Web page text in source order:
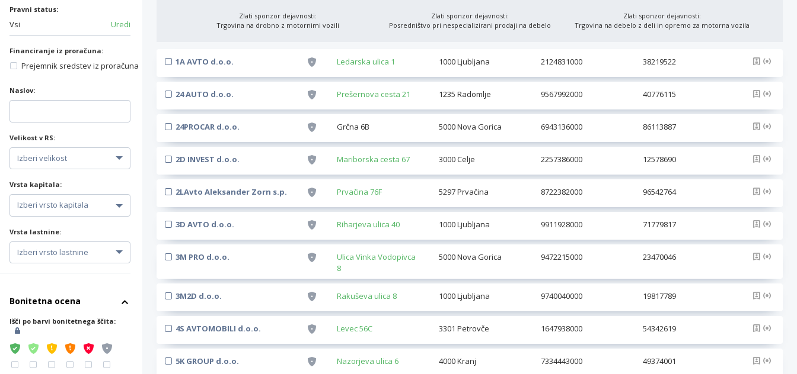
Pravni status:
Vsi Uredi
Financiranje iz proračuna:
Prejemnik sredstev iz proračuna
Naslov:
Velikost v RS:
Vrsta kapitala:
Vrsta lastnine:
Bonitetna ocena
Išči po barvi bonitetnega ščita:
Zlati sponzor dejavnosti:
Trgovina na drobno z motornimi vozili
Zlati sponzor dejavnosti:
Posredništvo pri nespecializirani prodaji na debelo
Zlati sponzor dejavnosti:
Trgovina na debelo z deli in opremo za motorna vozila
1A AVTO d.o.o. Ledarska ulica 1 1000 Ljubljana 2124831000 38219522
24 AUTO d.o.o. Prešernova cesta 21 1235 Radomlje 9567992000 40776115
24PROCAR d.o.o. Grčna 6B 5000 Nova Gorica 6943136000 86113887
2D INVEST d.o.o. Mariborska cesta 67 3000 Celje 2257386000 12578690
2LAvto Aleksander Zorn s.p. Prvačina 76F 5297 Prvačina 8722382000 96542764
3D AVTO d.o.o. Riharjeva ulica 40 1000 Ljubljana 9911928000 71779817
3M PRO d.o.o.
Ulica Vinka Vodopivca
8
5000 Nova Gorica 9472215000 23470046
3M2D d.o.o. Rakuševa ulica 8 1000 Ljubljana 9740040000 19817789
4S AVTOMOBILI d.o.o. Levec 56C 3301 Petrovče 1647938000 54342619
5K GROUP d.o.o. Nazorjeva ulica 6 4000 Kranj 7334443000 49374001